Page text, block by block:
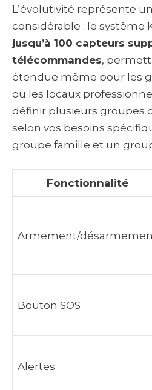
L’évolutivité représente
considérable : le système
jusqu’à 100 capteurs
télécommandes,
étendue même pour les
ou les locaux
définir plusieurs groupes
selon vos besoins
groupe famille et un
Fonctionnalité
Armement/
Bouton SOS
Alertes